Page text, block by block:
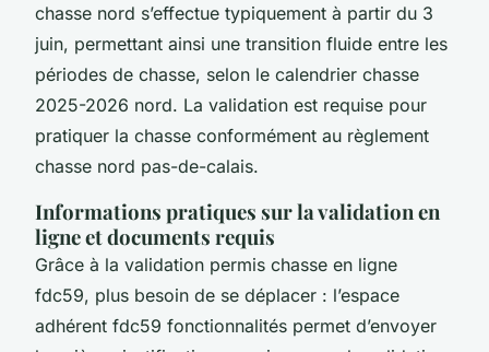
chasse nord s’effectue typiquement à partir du 3
juin, permettant ainsi une transition fluide entre les
périodes de chasse, selon le calendrier chasse
2025-2026 nord. La validation est requise pour
pratiquer la chasse conformément au règlement
chasse nord pas-de-calais.
Informations pratiques sur la validation en
ligne et documents requis
Grâce à la validation permis chasse en ligne
fdc59, plus besoin de se déplacer : l’espace
adhérent fdc59 fonctionnalités permet d’envoyer